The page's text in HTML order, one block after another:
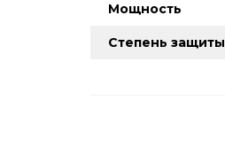
Мощность
Степень защиты